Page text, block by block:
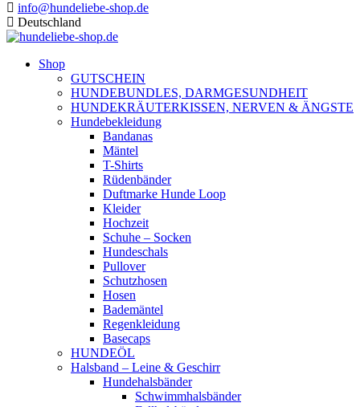
info@hundeliebe-shop.de
Deutschland
Shop
GUTSCHEIN
HUNDEBUNDLES, DARMGESUNDHEIT
HUNDEKRÄUTERKISSEN, NERVEN & ÄNGSTE
Hundebekleidung
Bandanas
Mäntel
T-Shirts
Rüdenbänder
Duftmarke Hunde Loop
Kleider
Hochzeit
Schuhe – Socken
Hundeschals
Pullover
Schutzhosen
Hosen
Bademäntel
Regenkleidung
Basecaps
HUNDEÖL
Halsband – Leine & Geschirr
Hundehalsbänder
Schwimmhalsbänder